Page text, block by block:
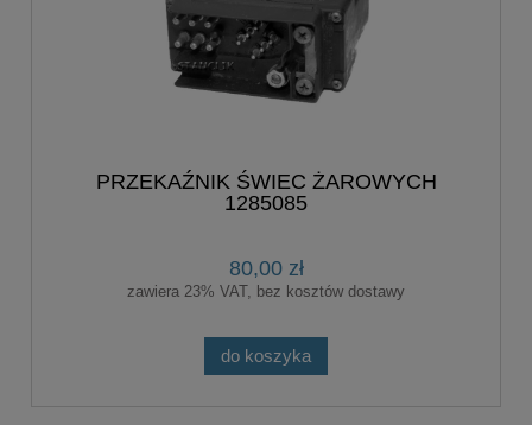
PRZEKAŹNIK ŚWIEC ŻAROWYCH
1285085
80,00 zł
zawiera 23% VAT, bez kosztów dostawy
do koszyka